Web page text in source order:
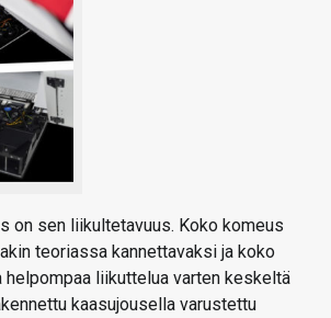
on sen liikultetavuus. Koko komeus
teoriassa kannettavaksi ja koko
helpompaa liikuttelua varten keskeltä
kaasujousella varustettu